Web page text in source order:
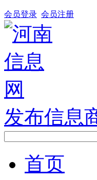
会员登录 会员注册
发布信息
首页